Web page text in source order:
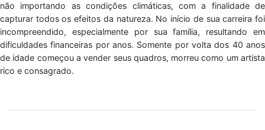
não importando as condições climáticas, com a finalidade de
capturar todos os efeitos da natureza. No início de sua carreira foi
incompreendido, especialmente por sua família, resultando em
dificuldades financeiras por anos. Somente por volta dos 40 anos
de idade começou a vender seus quadros, morreu como um artista
rico e consagrado.